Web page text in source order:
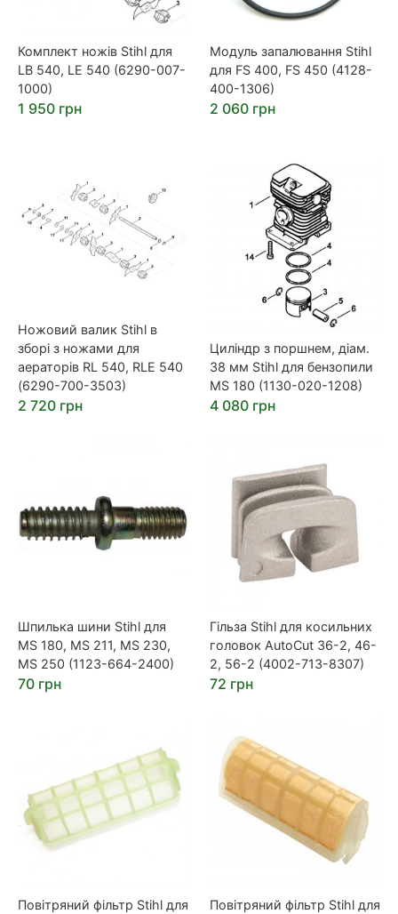
Комплект ножів Stihl для
LB 540, LE 540 (6290-007-
1000)
1 950 грн
Модуль запалювання Stihl
для FS 400, FS 450 (4128-
400-1306)
2 060 грн
Ножовий валик Stihl в
зборі з ножами для
аераторів RL 540, RLE 540
(6290-700-3503)
2 720 грн
Циліндр з поршнем, діам.
38 мм Stihl для бензопили
MS 180 (1130-020-1208)
4 080 грн
Шпилька шини Stihl для
MS 180, MS 211, MS 230,
MS 250 (1123-664-2400)
70 грн
Гільза Stihl для косильних
головок AutoCut 36-2, 46-
2, 56-2 (4002-713-8307)
72 грн
Повітряний фільтр Stihl для
Повітряний фільтр Stihl для